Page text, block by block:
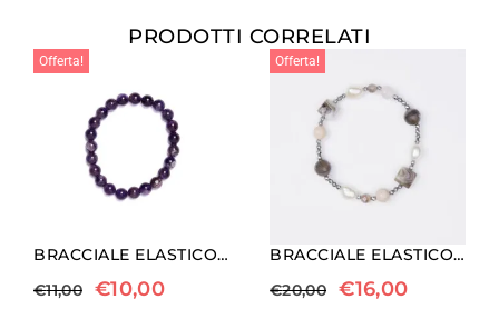
PRODOTTI CORRELATI
Offerta!
BRACCIALE ELASTICO A SFERA IN AMETISTA
€11,00 €10,00
Offerta!
BRACCIALE ELASTICO IN EMATITE, AGATA BOTSWANA , QUARZO ROSA E PERLE
€20,00 €16,00